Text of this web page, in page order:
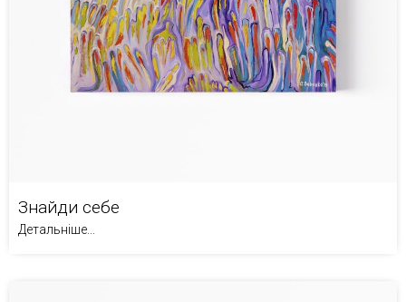
Знайди себе
Детальніше...